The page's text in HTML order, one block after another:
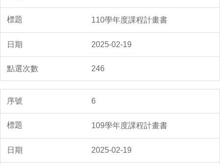
110學年度課程計畫書
2025-02-19
246
6
109學年度課程計畫書
2025-02-19